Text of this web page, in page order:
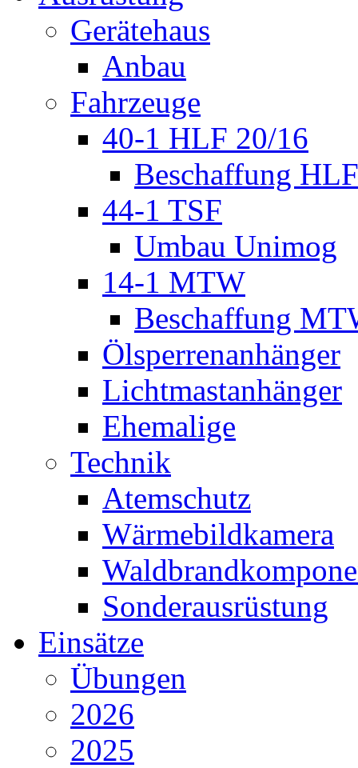
Gerätehaus
Anbau
Fahrzeuge
40-1 HLF 20/16
Beschaffung HLF
44-1 TSF
Umbau Unimog
14-1 MTW
Beschaffung
Ölsperrenanhänger
Lichtmastanhänger
Ehemalige
Technik
Atemschutz
Wärmebildkamera
Sonderausrüstung
Einsätze
Übungen
2026
2025